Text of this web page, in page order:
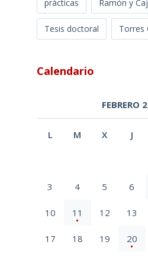
prácticas Ramón y
Tesis doctoral Torres
Calendario
FEBRERO
L M X J
3 4 5 6
10 11 12 13
17 18 19 20